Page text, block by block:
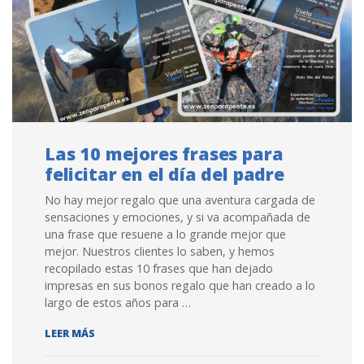
Las 10 mejores frases para
felicitar en el día del padre
No hay mejor regalo que una aventura cargada de
sensaciones y emociones, y si va acompañada de
una frase que resuene a lo grande mejor que
mejor. Nuestros clientes lo saben, y hemos
recopilado estas 10 frases que han dejado
impresas en sus bonos regalo que han creado a lo
largo de estos años para …
LEER MÁS